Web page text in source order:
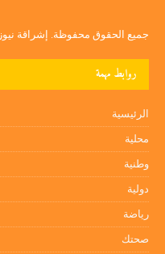
جميع الحقوق محفوظة. إشراقة نيوز 2015 – 2019.
روابط مهمة
الرئيسية
محلية
وطنية
دولية
رياضة
صحتك